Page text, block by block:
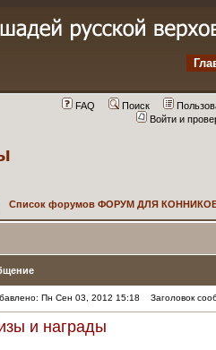
FAQ Поиск
Войти и
Список форумов ФОРУМ ДЛЯ КОННИКОВ
Пн Сен 03, 2012 15:18 Заголовок
и награды